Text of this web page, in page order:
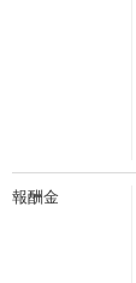
報酬金